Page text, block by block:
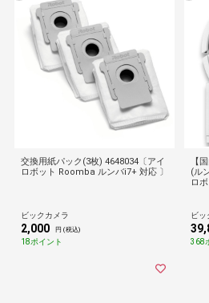
交換用紙パック(3枚) 4648034〔アイ
ロボット Roomba ルンバi7+ 対応 〕
ビックカメラ
2,000 円 (税込)
18ポイント
【
(ル
ロ
ビッ
368